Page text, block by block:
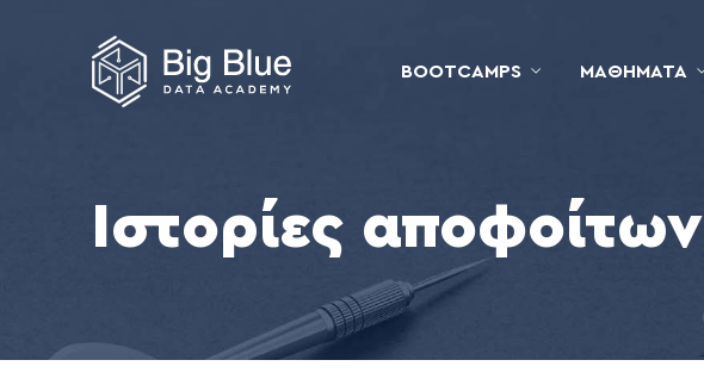
BOOTCAMPS ΜΑΘΉΜΑΤΑ
Ιστορίες αποφοίτων